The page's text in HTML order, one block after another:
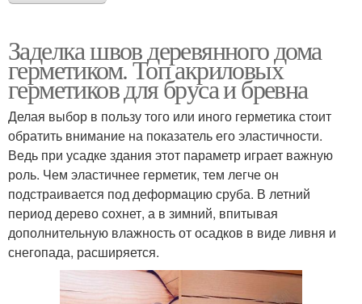
Заделка швов деревянного дома
герметиком. Топ акриловых
герметиков для бруса и бревна
Делая выбор в пользу того или иного герметика стоит
обратить внимание на показатель его эластичности.
Ведь при усадке здания этот параметр играет важную
роль. Чем эластичнее герметик, тем легче он
подстраивается под деформацию сруба. В летний
период дерево сохнет, а в зимний, впитывая
дополнительную влажность от осадков в виде ливня и
снегопада, расширяется.